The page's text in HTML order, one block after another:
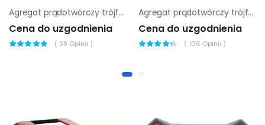
Agregat prądotwórczy trójfazowy Endress ESE 460 VW
Cena do uzgodnienia
( 39 Opinii )
Agregat prądotwórczy trójfazowy Sumera Motor SMG-100LD-S
Cena do uzgodnienia
( 106 Opinii )